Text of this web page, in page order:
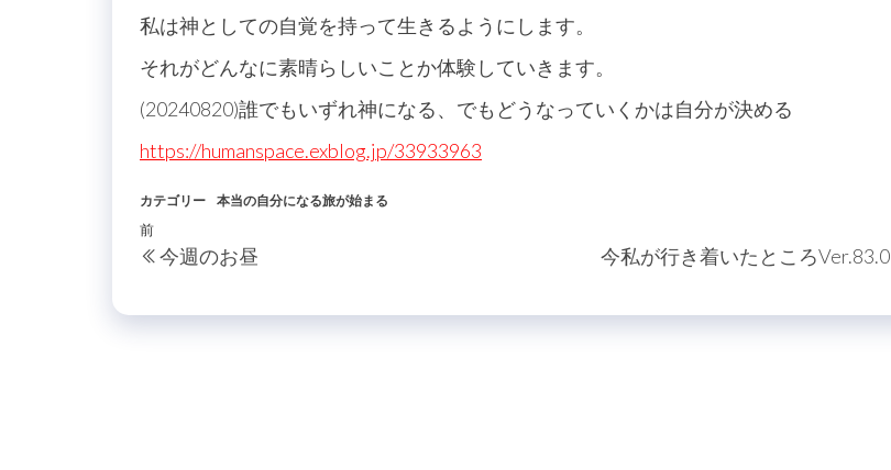
私は神としての自覚を持って生きるようにします。
それがどんなに素晴らしいことか体験していきます。
(20240820)誰でもいずれ神になる、でもどうなっていくかは自分が決める
https://humanspace.exblog.jp/33933963
カテゴリー 本当の自分になる旅が始まる
投
稿
ナ
過
去
前
今週のお昼 今私が行き着いたところVer.83.0